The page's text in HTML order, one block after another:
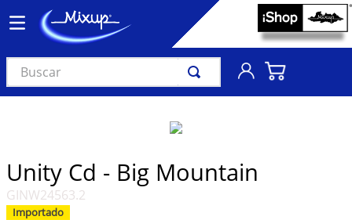
Buscar
Unity Cd - Big Mountain
GINW24563.2
Importado
audífonos
4.